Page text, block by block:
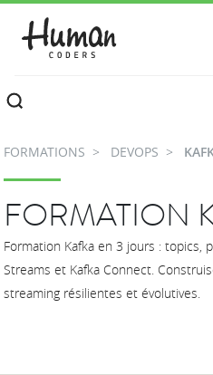
FORMATIONS DEVOPS
FORMATION
Formation Kafka en 3 jours : topics,
Streams et Kafka Connect.
streaming résilientes et évolutives.